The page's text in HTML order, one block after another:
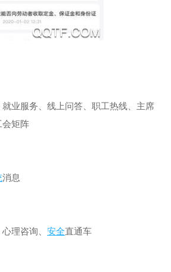
业服务、线上问答、职工热线、主席
会矩阵
消息
理咨询、 安全直通车